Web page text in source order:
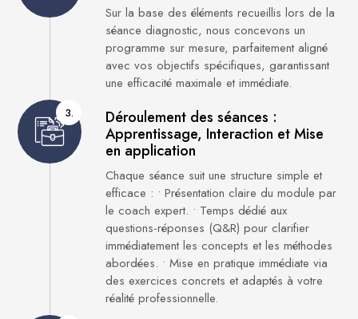
Sur la base des éléments recueillis lors de la
séance diagnostic, nous concevons un
programme sur mesure, parfaitement aligné
avec vos objectifs spécifiques, garantissant
une efficacité maximale et immédiate.
3.
Déroulement des séances :
Apprentissage, Interaction et Mise
en application
Chaque séance suit une structure simple et
efficace : • Présentation claire du module par
le coach expert. • Temps dédié aux
questions-réponses (Q&R) pour clarifier
immédiatement les concepts et les méthodes
abordées. • Mise en pratique immédiate via
des exercices concrets et adaptés à votre
réalité professionnelle.